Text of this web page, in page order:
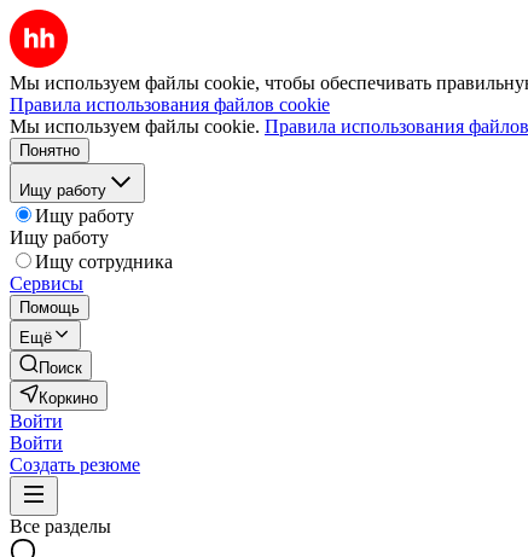
Мы используем файлы cookie, чтобы обеспечивать
Правила использования файлов cookie
Мы используем файлы cookie. Правила использования
Понятно
Ищу работу
Ищу работу
Ищу работу
Ищу сотрудника
Сервисы
Помощь
Ещё
Поиск
Коркино
Войти
Войти
Создать резюме
Все разделы